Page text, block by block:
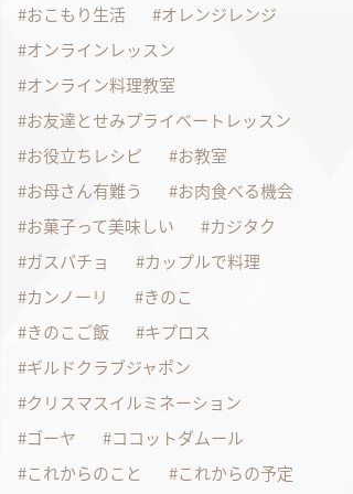
おこもり生活
オレンジレンジ
オンラインレッスン
オンライン料理教室
お友達とせみプライベートレッスン
お役立ちレシピ
お教室
お母さん有難う
お肉食べる機会
お菓子って美味しい
カジタク
ガスパチョ
カップルで料理
カンノーリ
きのこ
きのこご飯
キプロス
ギルドクラブジャポン
クリスマスイルミネーション
ゴーヤ
ココットダムール
これからのこと
これからの予定